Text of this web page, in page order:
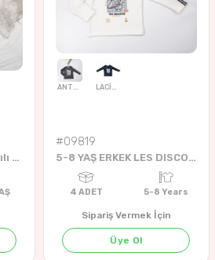
Erkek Stay Brave Baskılı 5-8 Yaş Tişört
#09819
5-8 YAŞ ERKEK LES DISCOVER SW-SHIRT
Sipariş Vermek İçin
Üye Ol